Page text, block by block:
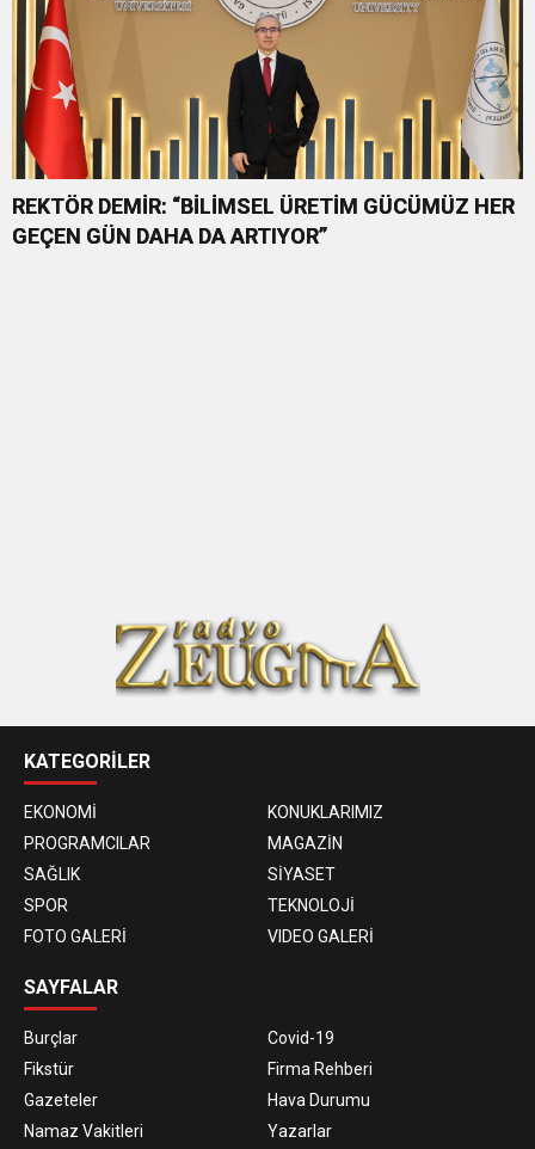
REKTÖR DEMİR: “BİLİMSEL ÜRETİM GÜCÜMÜZ HER
GEÇEN GÜN DAHA DA ARTIYOR”
KATEGORİLER
EKONOMİ
KONUKLARIMIZ
PROGRAMCILAR
MAGAZİN
SAĞLIK
SİYASET
SPOR
TEKNOLOJİ
FOTO GALERİ
VIDEO GALERİ
SAYFALAR
Burçlar
Covid-19
Fikstür
Firma Rehberi
Gazeteler
Hava Durumu
Namaz Vakitleri
Yazarlar